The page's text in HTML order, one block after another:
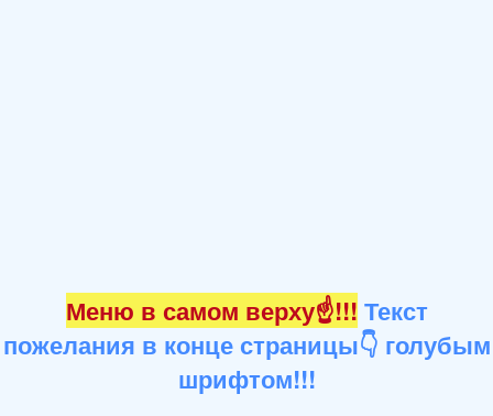
Меню в самом верху☝!!! Текст
пожелания в конце страницы👇 голубым
шрифтом!!!